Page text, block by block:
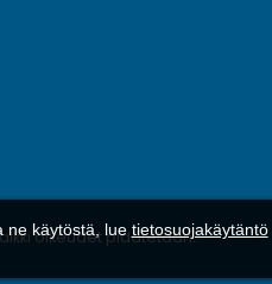
oikeudet pidätetään..
ne käytöstä, luetietosuojakäytäntö.